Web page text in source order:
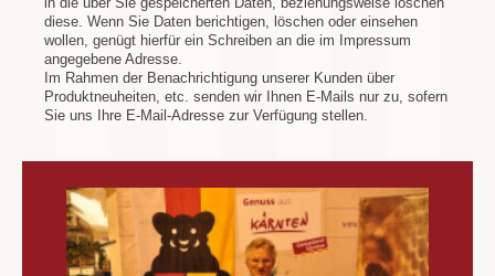
diese. Wenn Sie Daten berichtigen, löschen oder einsehen
wollen, genügt hierfür ein Schreiben an die im Impressum
angegebene Adresse.
Im Rahmen der Benachrichtigung unserer Kunden über
Produktneuheiten, etc. senden wir Ihnen E-Mails nur zu, sofern
Sie uns Ihre E-Mail-Adresse zur Verfügung stellen.